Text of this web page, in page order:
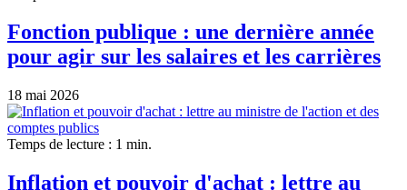
Fonction publique : une dernière année
pour agir sur les salaires et les carrières
18 mai 2026
Temps de lecture : 1 min.
Inflation et pouvoir d'achat : lettre au